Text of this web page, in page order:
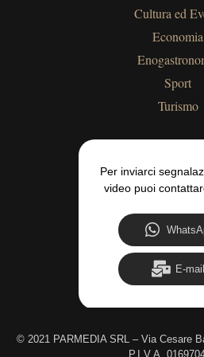
Cultura ed
Economia
Sport
Turismo
Per inviarci
video puoi
E-mail
© 2021 PARMEDIA SRL – Via Cesare
P.I.V.A.